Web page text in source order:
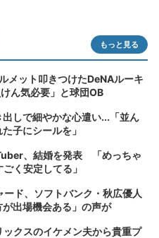
もっと見る
メット叩きつけたDeNAルーキ
ん気必要」と球団OB
しで細やかな心遣い...「並ん
子にシールを」
、結婚を発表 「めっちゃ
く安定してる」
ド、ソフトバンク・秋広優人
出場機会ある」の声が
クスのイケメン夫から貴重プ